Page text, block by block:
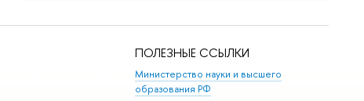
ПОЛЕЗНЫЕ ССЫЛКИ
Министерство науки и высшего
образования РФ